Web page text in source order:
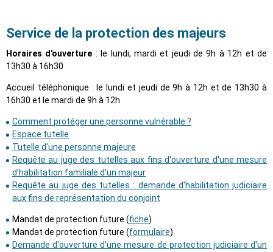
Service de la protection des majeurs
Horaires d'ouverture : le lundi, mardi et jeudi de 9h à 12h et de
13h30 à 16h30
Accueil téléphonique : le lundi et jeudi de 9h à 12h et de 13h30 à
16h30 et le mardi de 9h à 12h
Comment protéger une personne vulnérable ?
Espace tutelle
Tutelle d'une personne majeure
Requête au juge des tutelles aux fins d'ouverture d'une mesure
d'habilitation familiale d'un majeur
Requête au juge des tutelles : demande d'habilitation judiciaire
aux fins de représentation du conjoint
Mandat de protection future (fiche)
Mandat de protection future (formulaire)
Demande d'ouverture d'une mesure de protection judiciaire d'un